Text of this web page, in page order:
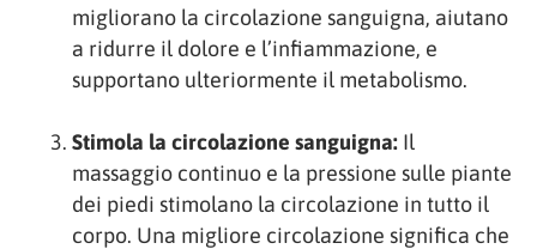
migliorano la circolazione sanguigna, aiutano
a ridurre il dolore e l’infiammazione, e
supportano ulteriormente il metabolismo.
Stimola la circolazione sanguigna: Il
massaggio continuo e la pressione sulle piante
dei piedi stimolano la circolazione in tutto il
corpo. Una migliore circolazione significa che